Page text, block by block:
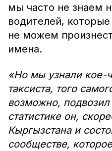
мы часто не знаем
водителей,
не можем
имена.
«Но мы узнали кое-
таксиста, того
возможно,
статистике он,
Кыргызстана и
сообществе,